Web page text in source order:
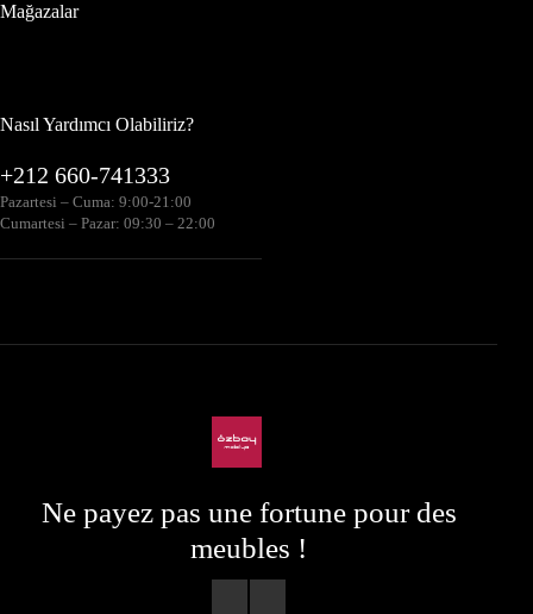
Mağazalar
Nasıl Yardımcı Olabiliriz?
+212 660-741333
Pazartesi – Cuma: 9:00-21:00
Cumartesi – Pazar: 09:30 – 22:00
Ne payez pas une fortune pour des
meubles !